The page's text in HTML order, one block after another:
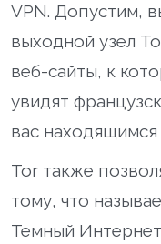
VPN. Допустим,
выходной узел
веб-сайты, к
увидят
вас
Tor также
тому, что
Темный